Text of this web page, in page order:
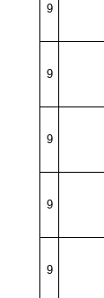
9
9
9
9
9